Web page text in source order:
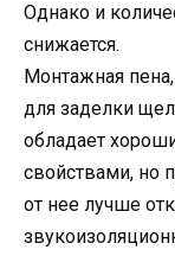
Однако и
снижается.
Монтажная
для заделки
обладает
свойствами, но
от нее лучше